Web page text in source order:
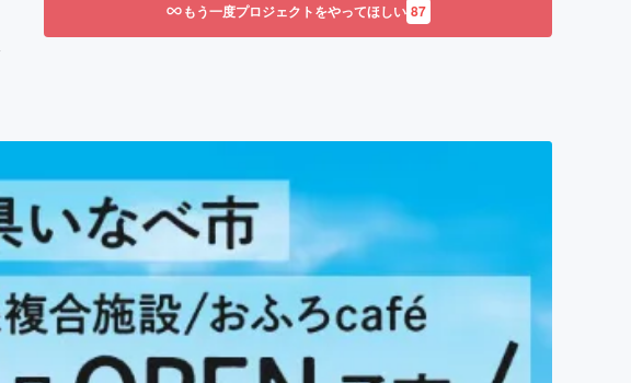
もう一度プロジェクトをやってほしい 87